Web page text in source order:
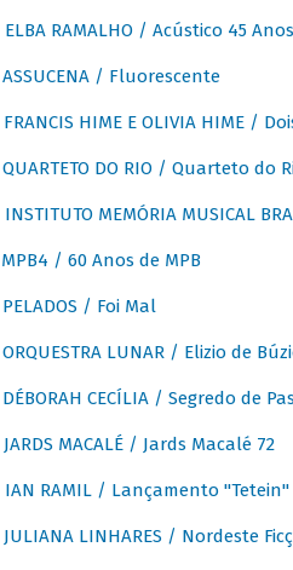
ELBA RAMALHO / Acústico 45
ASSUCENA / Fluorescente
FRANCIS HIME E OLIVIA HIME /
QUARTETO DO RIO / Quarteto do
INSTITUTO MEMÓRIA MUSICAL
MPB4 / 60 Anos de MPB
PELADOS / Foi Mal
ORQUESTRA LUNAR / Elizio de
DÉBORAH CECÍLIA / Segredo de
JARDS MACALÉ / Jards Macalé 72
IAN RAMIL / Lançamento "Tetein"
JULIANA LINHARES / Nordeste